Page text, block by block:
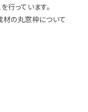
っています。
の丸窓枠について